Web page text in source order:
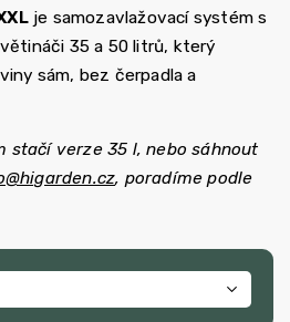
je samozavlažovací systém s
35 a 50 litrů, který
sám, bez čerpadla a
stačí verze 35 l, nebo sáhnout
, poradíme podle